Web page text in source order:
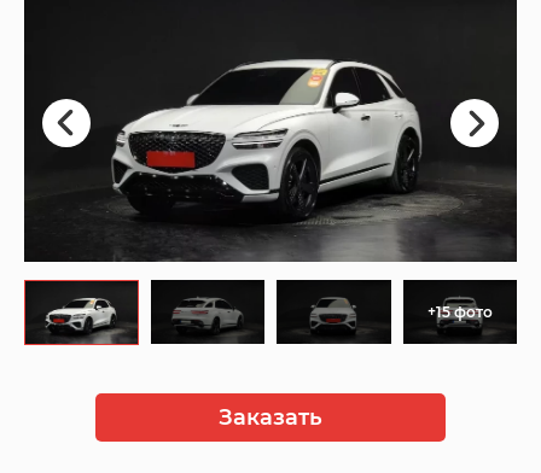
+15 фото
Заказать